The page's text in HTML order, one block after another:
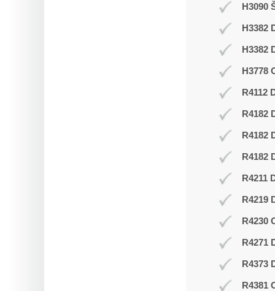
H3090
H3382
H3382
H3778
R4112
R4182
R4182
R4182
R4211
R4219
R4230
R4271
R4373
R4381